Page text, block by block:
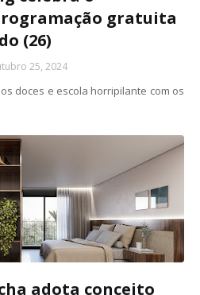
gratuita
(26)
25, 2024
doces e escola horripilante com os
adota conceito